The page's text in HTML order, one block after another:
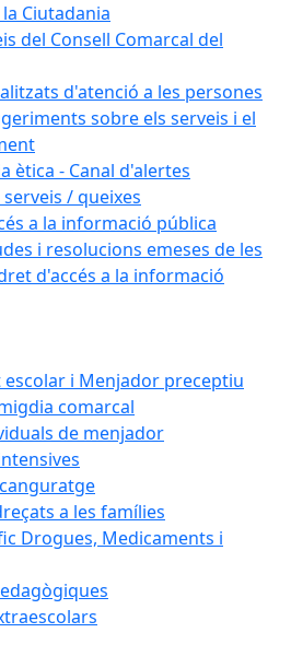
Ciutadania
del Consell Comarcal del
d'atenció a les persones
sobre els serveis i el
ètica - Canal d'alertes
/ queixes
a la informació pública
i resolucions emeses de les
d'accés a la informació
i Menjador preceptiu
comarcal
de menjador
a les famílies
Drogues, Medicaments i